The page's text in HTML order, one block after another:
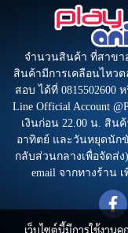
จำนวนสินค้า ที่สาขาอ
สินค้ามีการเคลือนไหว
สอบ ได้ที่ 0815502600 ห
Line Official Account
เงินก่อน 22.00 น. สิน
อาทิตย์ และวันหยุดนัก
กลับส่วนกลางเพื่อจัดส่
email จากทางร้าน
เว็บไซต์นี้มีการใช้งาน